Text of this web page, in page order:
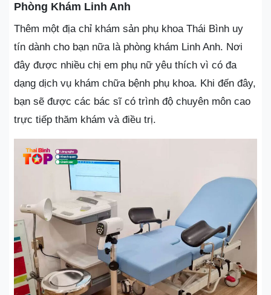
Phòng Khám Linh Anh
Thêm một địa chỉ khám sản phụ khoa Thái Bình uy
tín dành cho bạn nữa là phòng khám Linh Anh. Nơi
đây được nhiều chị em phụ nữ yêu thích vì có đa
dạng dịch vụ khám chữa bệnh phụ khoa. Khi đến đây,
bạn sẽ được các bác sĩ có trình độ chuyên môn cao
trực tiếp thăm khám và điều trị.